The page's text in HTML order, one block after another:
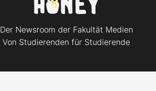
Der Newsroom der Fakultät Medien
Von Studierenden für Studierende